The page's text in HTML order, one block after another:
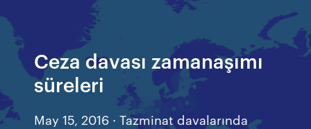
Ceza davası zamanaşımı
süreleri
May 15, 2016 · Tazminat davalarında